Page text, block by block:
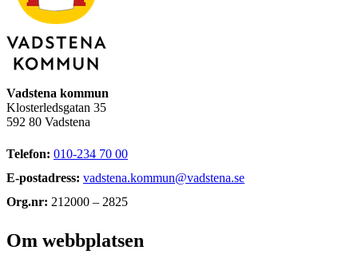
Vadstena kommun
Klosterledsgatan 35
592 80 Vadstena
Telefon: 010-234 70 00
E-postadress: vadstena.kommun@vadstena.se
Org.nr: 212000 – 2825
Om webbplatsen